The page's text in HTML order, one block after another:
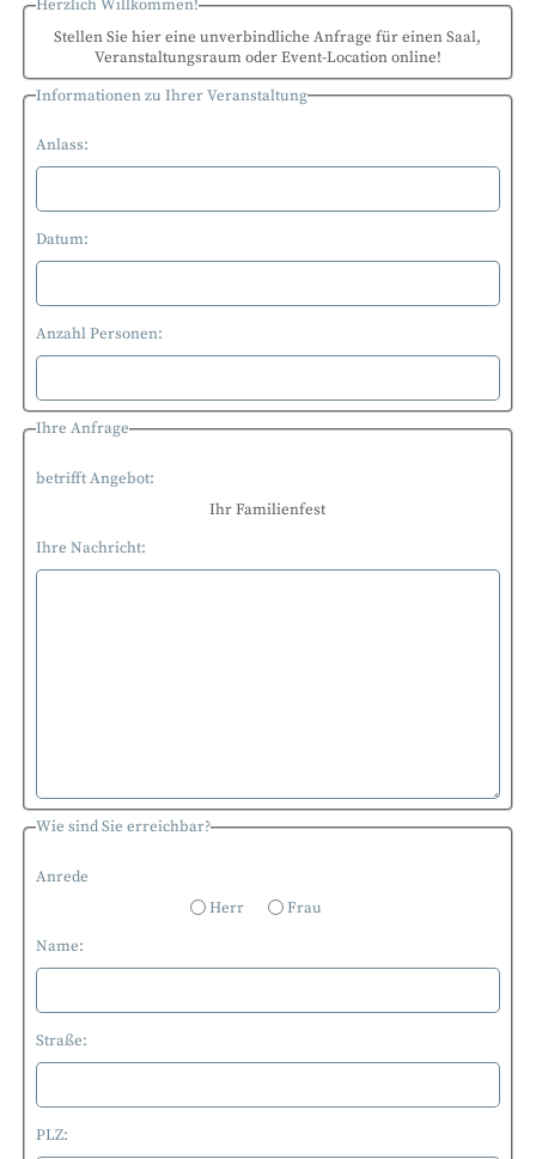
Herzlich Willkommen!
Stellen Sie hier eine unverbindliche Anfrage für einen Saal,
Veranstaltungsraum oder Event-Location online!
Informationen zu Ihrer Veranstaltung
Anlass:
Datum:
Anzahl Personen:
Ihre Anfrage
betrifft Angebot:
Ihr Familienfest
Ihre Nachricht:
Wie sind Sie erreichbar?
Anrede
Herr
Frau
Name:
Straße:
PLZ: